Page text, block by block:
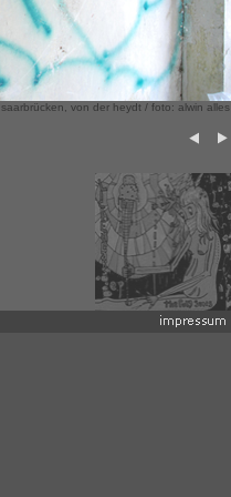
saarbrücken, von der heydt / foto: alwin alles